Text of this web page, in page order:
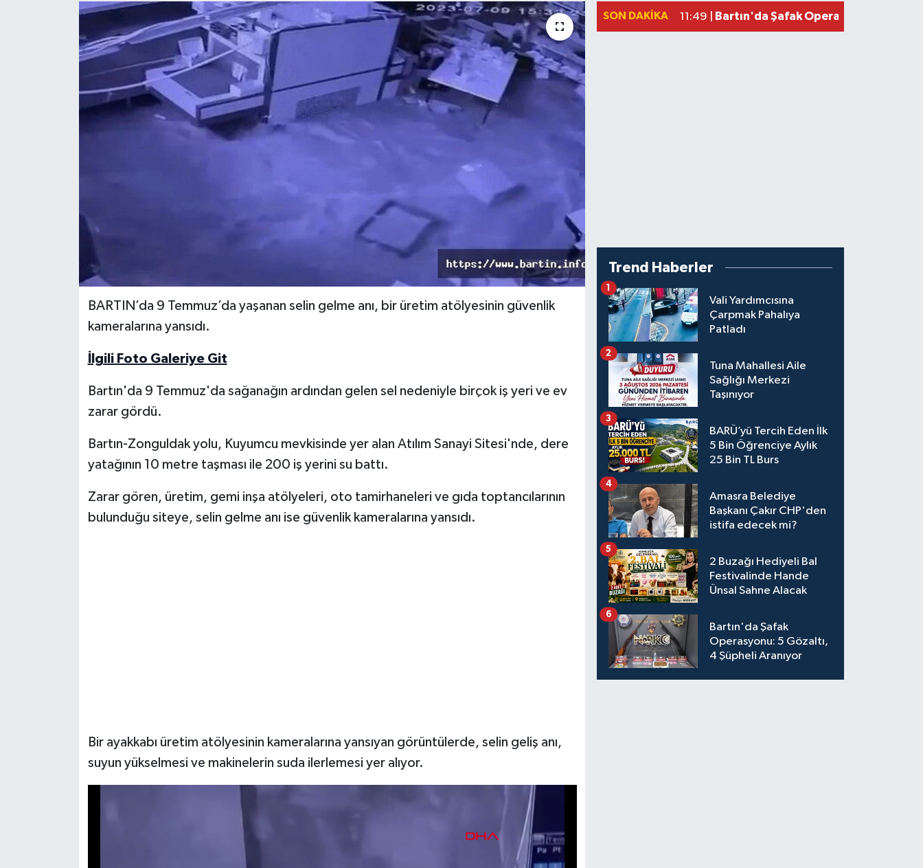
BARTIN’da 9 Temmuz’da yaşanan selin gelme anı, bir üretim atölyesinin güvenlik
kameralarına yansıdı.
İlgili Foto Galeriye Git
Bartın'da 9 Temmuz'da sağanağın ardından gelen sel nedeniyle birçok iş yeri ve ev
zarar gördü.
Bartın-Zonguldak yolu, Kuyumcu mevkisinde yer alan Atılım Sanayi Sitesi'nde, dere
yatağının 10 metre taşması ile 200 iş yerini su battı.
Zarar gören, üretim, gemi inşa atölyeleri, oto tamirhaneleri ve gıda toptancılarının
bulunduğu siteye, selin gelme anı ise güvenlik kameralarına yansıdı.
Bir ayakkabı üretim atölyesinin kameralarına yansıyan görüntülerde, selin geliş anı,
suyun yükselmesi ve makinelerin suda ilerlemesi yer alıyor.
SON DAKIKA 11:49 | Bartın'da Şafak Operasyonu: 5
Trend Haberler
Vali Yardımcısına
Çarpmak Pahalıya
Patladı
1
Tuna Mahallesi Aile
Sağlığı Merkezi
Taşınıyor
2
BARÜ’yü Tercih Eden İlk
5 Bin Öğrenciye Aylık
25 Bin TL Burs
3
Amasra Belediye
Başkanı Çakır CHP'den
istifa edecek mi?
4
2 Buzağı Hediyeli Bal
Festivalinde Hande
Ünsal Sahne Alacak
5
Bartın'da Şafak
Operasyonu: 5 Gözaltı,
4 Şüpheli Aranıyor
6
Sinema